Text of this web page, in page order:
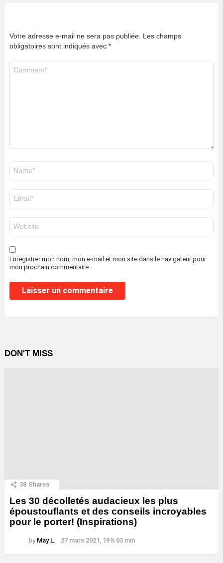
Votre adresse e-mail ne sera pas publiée. Les champs
obligatoires sont indiqués avec *
mail
*
web
Enregistrer mon nom, mon e-mail et mon site dans le navigateur pour
mon prochain commentaire.
DON'T MISS
38 Shares
Les 30 décolletés audacieux les plus
époustouflants et des conseils incroyables
pour le porter! (Inspirations)
by May L. 27 mars 2021, 19 h 03 min